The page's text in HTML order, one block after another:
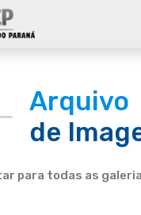
Arquivo
de
para todas as